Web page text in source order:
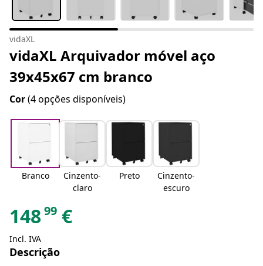
vidaXL
vidaXL Arquivador móvel aço
39x45x67 cm branco
Cor(4 opções disponíveis)
Branco
Cinzento-
claro
Preto
Cinzento-
escuro
14899 €
Incl. IVA
Descrição